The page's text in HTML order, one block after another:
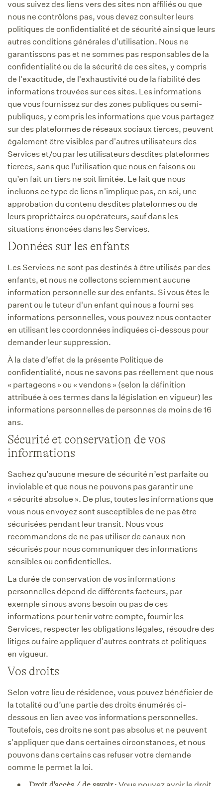
vous suivez des liens vers des sites non affiliés ou que
nous ne contrôlons pas, vous devez consulter leurs
politiques de confidentialité et de sécurité ainsi que leurs
autres conditions générales d'utilisation. Nous ne
garantissons pas et ne sommes pas responsables de la
confidentialité ou de la sécurité de ces sites, y compris
de l'exactitude, de l'exhaustivité ou de la fiabilité des
informations trouvées sur ces sites. Les informations
que vous fournissez sur des zones publiques ou semi-
publiques, y compris les informations que vous partagez
sur des plateformes de réseaux sociaux tierces, peuvent
également être visibles par d'autres utilisateurs des
Services et/ou par les utilisateurs desdites plateformes
tierces, sans que l’utilisation que nous en faisons ou
qu’en fait un tiers ne soit limitée. Le fait que nous
incluons ce type de liens n'implique pas, en soi, une
approbation du contenu desdites plateformes ou de
leurs propriétaires ou opérateurs, sauf dans les
situations énoncées dans les Services.
Données sur les enfants
Les Services ne sont pas destinés à être utilisés par des
enfants, et nous ne collectons sciemment aucune
information personnelle sur des enfants. Si vous êtes le
parent ou le tuteur d'un enfant qui nous a fourni ses
informations personnelles, vous pouvez nous contacter
en utilisant les coordonnées indiquées ci-dessous pour
demander leur suppression.
À la date d’effet de la présente Politique de
confidentialité, nous ne savons pas réellement que nous
« partageons » ou « vendons » (selon la définition
attribuée à ces termes dans la législation en vigueur) les
informations personnelles de personnes de moins de 16
ans.
Sécurité et conservation de vos
informations
Sachez qu’aucune mesure de sécurité n’est parfaite ou
inviolable et que nous ne pouvons pas garantir une
« sécurité absolue ». De plus, toutes les informations que
vous nous envoyez sont susceptibles de ne pas être
sécurisées pendant leur transit. Nous vous
recommandons de ne pas utiliser de canaux non
sécurisés pour nous communiquer des informations
sensibles ou confidentielles.
La durée de conservation de vos informations
personnelles dépend de différents facteurs, par
exemple si nous avons besoin ou pas de ces
informations pour tenir votre compte, fournir les
Services, respecter les obligations légales, résoudre des
litiges ou faire appliquer d'autres contrats et politiques
en vigueur.
Vos droits
Selon votre lieu de résidence, vous pouvez bénéficier de
la totalité ou d’une partie des droits énumérés ci-
dessous en lien avec vos informations personnelles.
Toutefois, ces droits ne sont pas absolus et ne peuvent
s'appliquer que dans certaines circonstances, et nous
pouvons dans certains cas refuser votre demande
comme le permet la loi.